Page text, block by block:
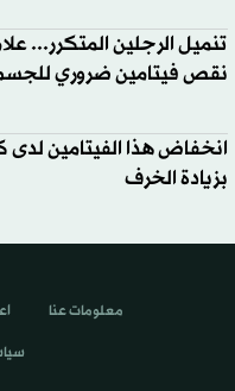
تنميل الرجلين المتكرر...
نقص فيتامين ضروري
انخفاض هذا الفيتامين لدى
بزيادة الخرف
معلومات عنا